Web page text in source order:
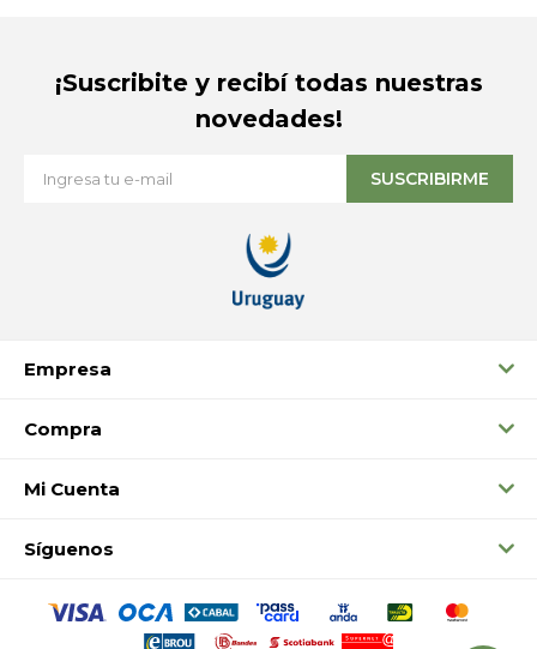
Empresa
Compra
Mi Cuenta
Síguenos
¡Suscribite y recibí todas nuestras
novedades!
SUSCRIBIRME